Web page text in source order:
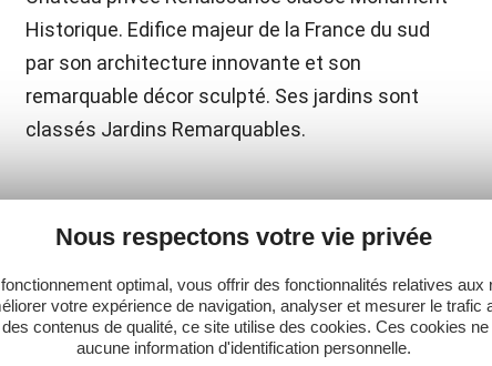
Historique. Edifice majeur de la France du sud
par son architecture innovante et son
remarquable décor sculpté. Ses jardins sont
classés Jardins Remarquables.
Ne manquez pas notre newsletter mensuelle
Nous respectons votre vie privée
optimal, vous offrir des fonctionnalités relatives aux
votre expérience de navigation, analyser et mesurer le trafic
contenus de qualité, ce site utilise des cookies. Ces cookies
aucune information d'identification personnelle.